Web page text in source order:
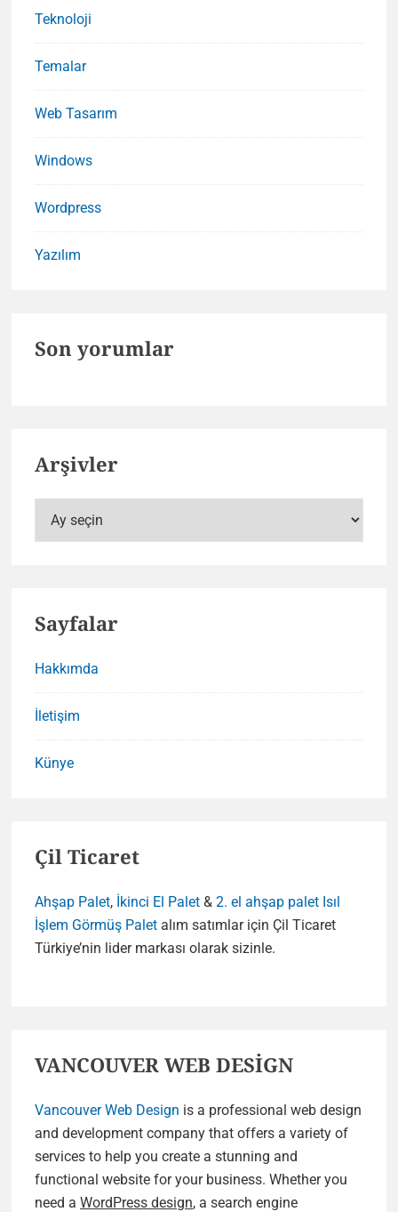
Teknoloji
Temalar
Web Tasarım
Windows
Wordpress
Yazılım
Son yorumlar
Arşivler
Sayfalar
Hakkımda
İletişim
Künye
Çil Ticaret
Ahşap Palet, İkinci El Palet & 2. el ahşap palet Isıl
İşlem Görmüş Palet alım satımlar için Çil Ticaret
Türkiye’nin lider markası olarak sizinle.
VANCOUVER WEB DESİGN
Vancouver Web Design is a professional web design
and development company that offers a variety of
services to help you create a stunning and
functional website for your business. Whether you
need a WordPress design, a search engine